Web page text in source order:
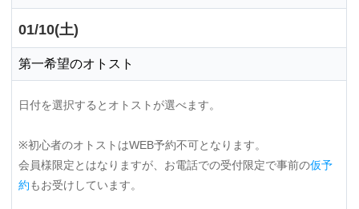
01/10(土)
第一希望のオトスト
日付を選択するとオトストが選べます。
※初心者のオトストはWEB予約不可となります。
会員様限定とはなりますが、お電話での受付限定で事前の仮予
約もお受けしています。